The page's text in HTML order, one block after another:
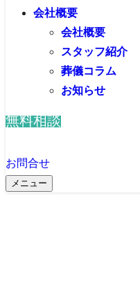
会社概要
会社概要
スタッフ紹介
葬儀コラム
お知らせ
無料相談
お問合せ
メニュー